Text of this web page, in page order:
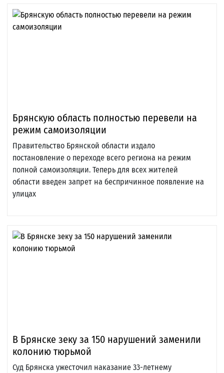
Брянскую область полностью перевели на
режим самоизоляции
Правительство Брянской области издало
постановление о переходе всего региона на режим
полной самоизоляции. Теперь для всех жителей
области введен запрет на беспричинное появление на
улицах
В Брянске зеку за 150 нарушений заменили
колонию тюрьмой
Суд Брянска ужесточил наказание 33-летнему